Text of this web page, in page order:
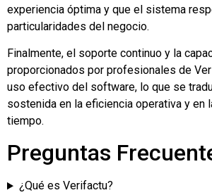
experiencia óptima y que el sistema
particularidades del negocio.
Finalmente, el soporte continuo y la
proporcionados por profesionales de
uso efectivo del software, lo que se
sostenida en la eficiencia operativa y en
tiempo.
Preguntas
¿Qué es Verifactu?